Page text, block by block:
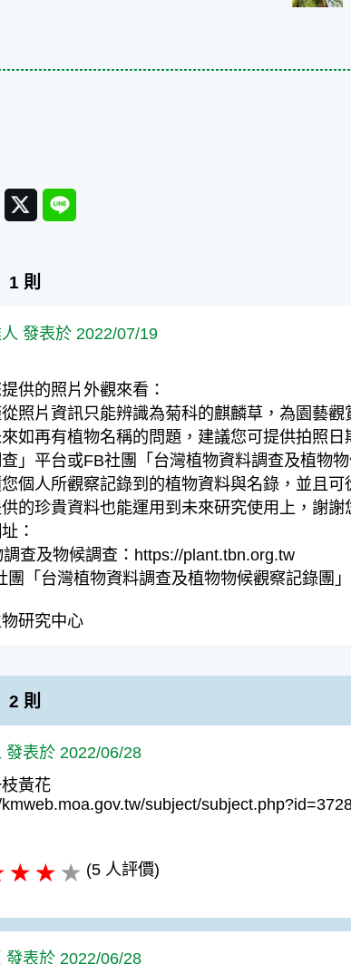
TwitterLine
1 則
發表於 2022/07/19
供的照片外觀來看：
照片資訊只能辨識為菊科的麒麟草，為園藝觀
如再有植物名稱的問題，建議您可提供拍照
」平台或FB社團「台灣植物資料調查及植物
個人所觀察記錄到的植物資料與名錄，並且
的珍貴資料也能運用到未來研究使用上，謝謝
：
調查及物候調查：https://plant.tbn.org.tw
團「台灣植物資料調查及植物物候觀察記錄團
研究中心
2 則
發表於 2022/06/28
黃花
subject/
(5 人評價)
發表於 2022/06/28